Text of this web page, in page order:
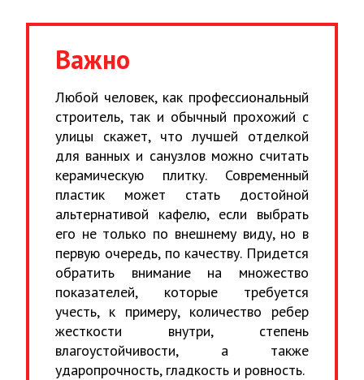
Важно
Любой человек, как профессиональный
строитель, так и обычный прохожий с
улицы скажет, что лучшей отделкой
для ванных и санузлов можно считать
керамическую плитку. Современный
пластик может стать достойной
альтернативой кафелю, если выбрать
его не только по внешнему виду, но в
первую очередь, по качеству. Придется
обратить внимание на множество
показателей, которые требуется
учесть, к примеру, количество ребер
жесткости внутри, степень
влагоустойчивости, а также
ударопрочность, гладкость и ровность.